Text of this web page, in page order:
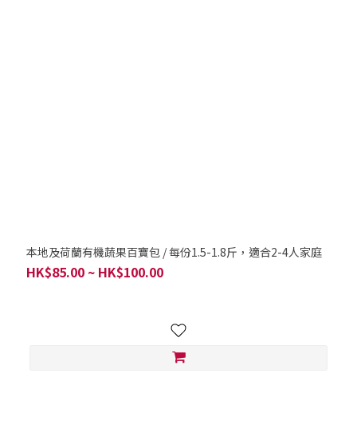
本地及荷蘭有機蔬果百寶包 / 每份1.5-1.8斤，適合2-4人家庭
HK$85.00 ~ HK$100.00